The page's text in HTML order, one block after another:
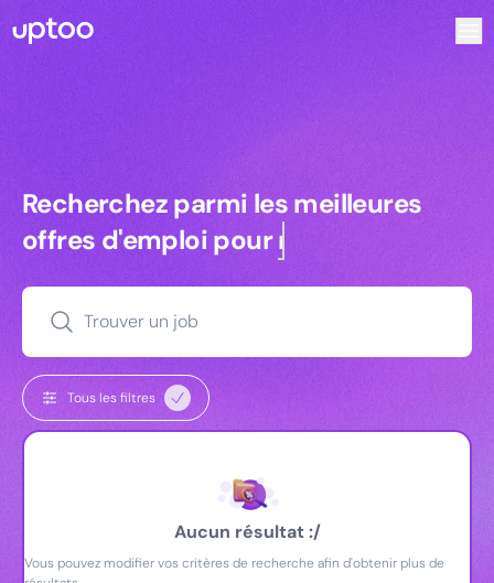
Recherchez parmi les meilleures
Recherchez parmi les meilleures
offres d'emploi pourmanagers
Trouver un job
Tous les filtres
Aucun résultat :/
Vous pouvez modifier vos critères de recherche afin d'obtenir plus de